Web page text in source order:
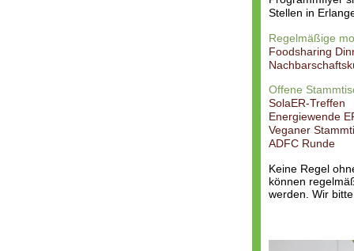
Stellen in
Regelmäßige
Foodsharing
Offene
SolaER-Treffen
Energiewende
Veganer
ADFC Runde
Keine Regel
können
werden. Wir